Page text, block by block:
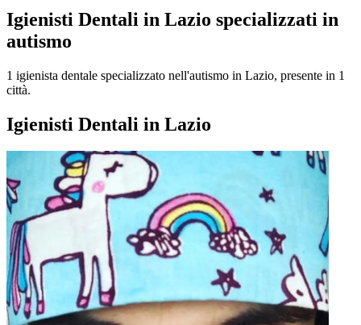
Igienisti Dentali in Lazio specializzati in
autismo
1 igienista dentale specializzato nell'autismo in Lazio, presente in 1
città.
Igienisti Dentali in Lazio